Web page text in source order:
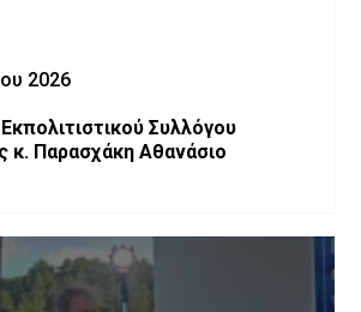
2026
Συλλόγου
κ. Παρασχάκη Αθανάσιο